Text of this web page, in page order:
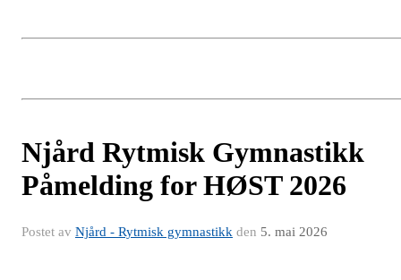
Njård Rytmisk Gymnastikk
Påmelding for HØST 2026
Postet av Njård - Rytmisk gymnastikk den 5. mai 2026